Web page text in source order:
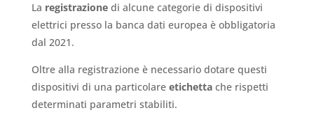
La registrazionedi alcune categorie di dispositivi
elettrici presso la banca dati europea è obbligatoria
dal 2021.
Oltre alla registrazione è necessario dotare questi
dispositivi di una particolare etichettache rispetti
determinati parametri stabiliti.